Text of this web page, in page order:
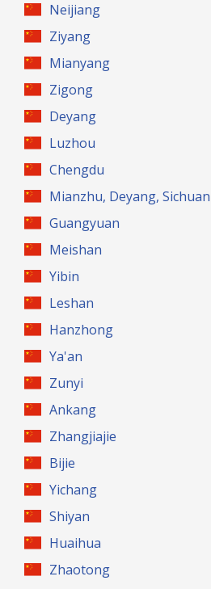
Neijiang
Ziyang
Mianyang
Zigong
Deyang
Luzhou
Chengdu
Mianzhu, Deyang, Sichuan
Guangyuan
Meishan
Yibin
Leshan
Hanzhong
Ya'an
Zunyi
Ankang
Zhangjiajie
Bijie
Yichang
Shiyan
Huaihua
Zhaotong